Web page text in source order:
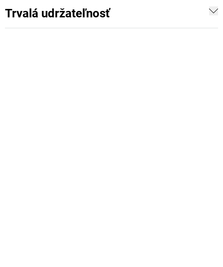
Trvalá udržateľnosť